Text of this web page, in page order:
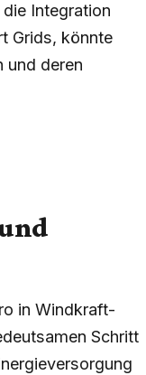
Integration
Grids, könnte
und deren
in Windkraft-
Schritt